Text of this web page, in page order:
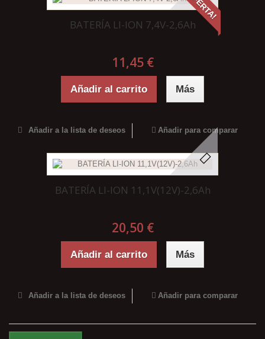
BATERÍA LI-ION 7,4V-2,6Ah
11,45 €
Añadir al carrito Más
Añadir a la lista de deseos Añadir para comparar
BATERÍA LI-ION 11,1V(12V)-2,6Ah
20,50 €
Añadir al carrito Más
Añadir a la lista de deseos Añadir para comparar